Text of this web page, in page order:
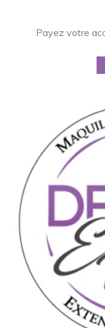
Payez votre